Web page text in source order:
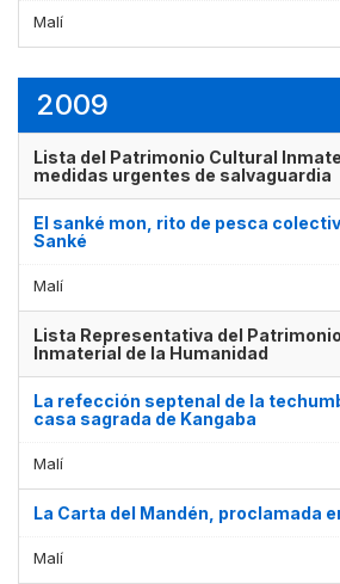
Malí
2009
Lista del Patrimonio Cultural
medidas urgentes de salvaguardia
El sanké mon, rito de pesca
Sanké
Malí
Lista Representativa del
Inmaterial de la Humanidad
La refección septenal de la
casa sagrada de Kangaba
Malí
La Carta del Mandén, proclamada
Malí